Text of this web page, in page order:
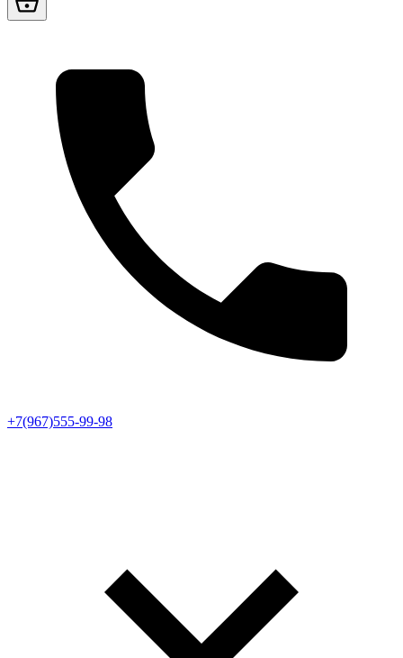
+7(967)555-99-98